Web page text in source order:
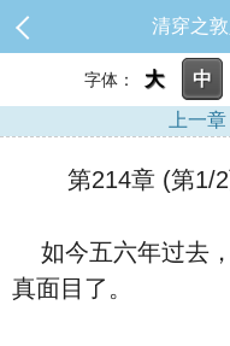
清穿之
字体： 大 中
上一章
第214章 (第1/2
如今五六年过去
真面目了。